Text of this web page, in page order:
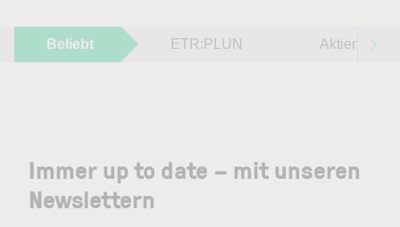
Beliebt ETR:PLUN Aktien im
Immer up to date – mit unseren
Newslettern